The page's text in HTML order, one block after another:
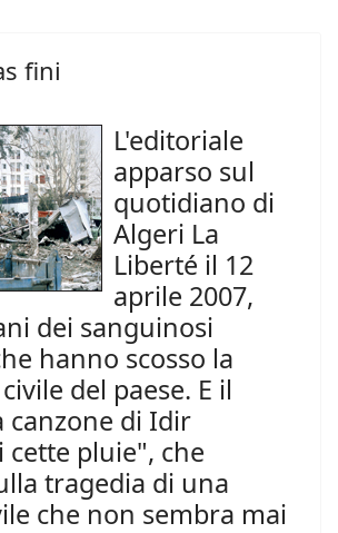
fini
L'editoriale
apparso sul
quotidiano di
Algeri La
Liberté il 12
aprile 2007,
dei sanguinosi
hanno scosso la
del paese. E il
canzone di Idir
pluie", che
tragedia di una
che non sembra mai